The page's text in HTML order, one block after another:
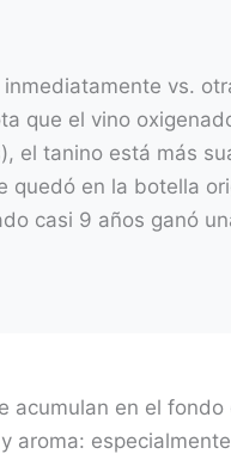
vs.
que el vino
el tanino está más
quedó en la botella
casi 9 años ganó
acumulan en el
aroma: